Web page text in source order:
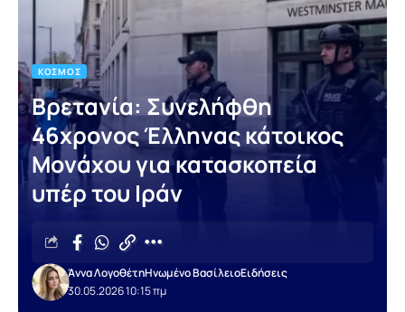
ΚΌΣΜΟΣ
Βρετανία: Συνελήφθη
46χρονος Έλληνας κάτοικος
Μονάχου για κατασκοπεία
υπέρ του Ιράν
30.05.2026 10:15 πμ
Άννα ΛογοθέτηΗνωμένο ΒασίλειοΕιδήσεις